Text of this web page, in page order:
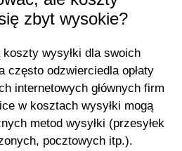
zbyt wysokie?
wysyłki dla swoich
często odzwierciedla opłaty
internetowych głównych firm
w kosztach wysyłki mogą
metod wysyłki (przesyłek
pocztowych itp.).